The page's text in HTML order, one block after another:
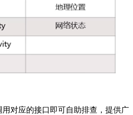
对应的接口即可自助排查，提供广